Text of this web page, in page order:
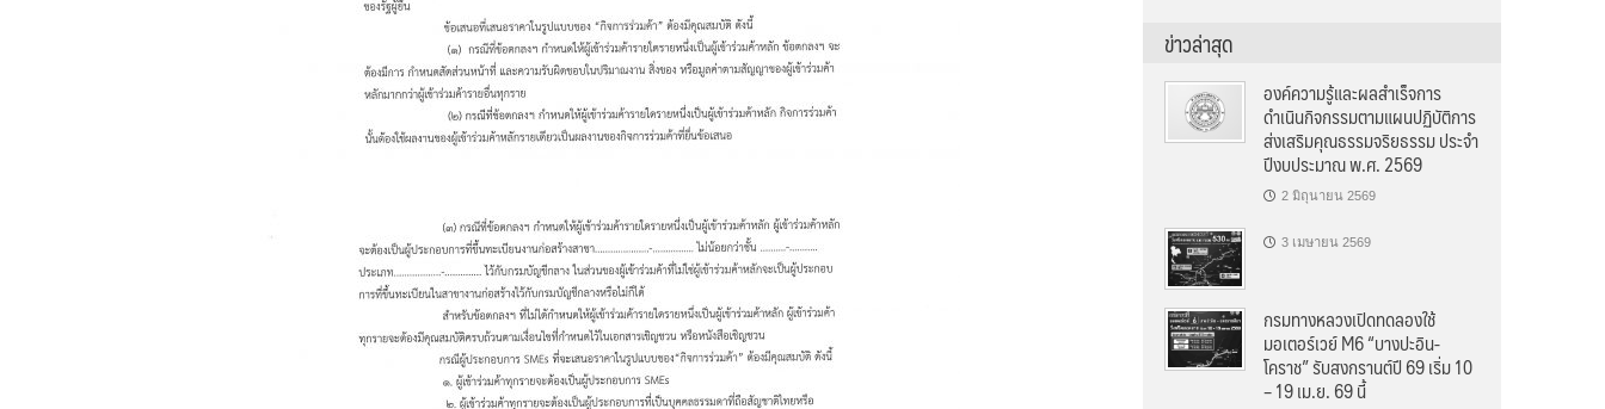
ข่าวล่าสุด
องค์ความรู้และผลสำเร็จการ
ดำเนินกิจกรรมตามแผนปฏิบัติการ
ส่งเสริมคุณธรรมจริยธรรม ประจำ
ปีงบประมาณ พ.ศ. 2569
2 มิถุนายน 2569
3 เมษายน 2569
กรมทางหลวงเปิดทดลองใช้
มอเตอร์เวย์ M6 “บางปะอิน-
โคราช” รับสงกรานต์ปี 69 เริ่ม 10
– 19 เม.ย. 69 นี้